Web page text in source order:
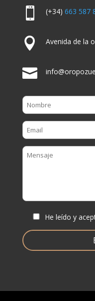
 (+34) 663 587
 Avenida de la

He leído y